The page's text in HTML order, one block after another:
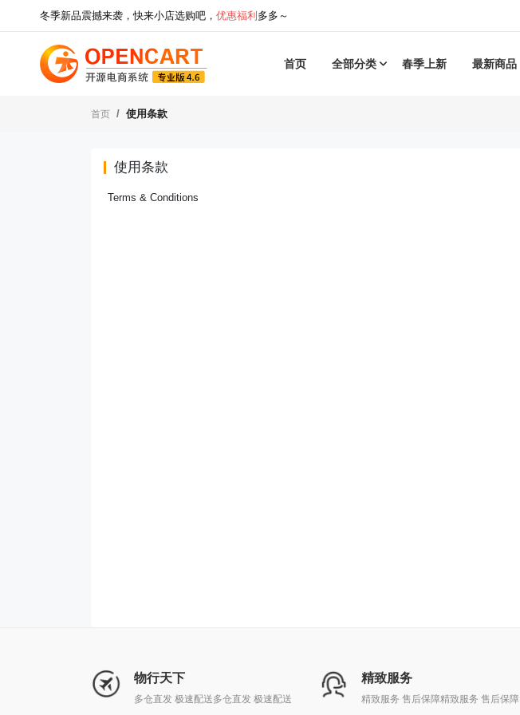
冬季新品震撼来袭，快来小店选购吧， 优惠福利 多多～
首页 全部分类 春季上新 最新商品
首页 使用条款
使用条款
Terms & Conditions
物行天下
多仓直发 极速配送多仓直发 极速配送
精致服务
精致服务 售后保障精致服务 售后保障